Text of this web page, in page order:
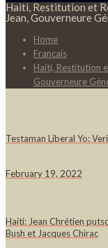
Haiti, Restitution et
Jean, Gouverneure
Home
Francais
Haiti, Restitution
Gouverneure
Testaman Liberal Yo:
February 19, 2022
Haiti: Jean Chrétien
Bush et Jacques Chirac